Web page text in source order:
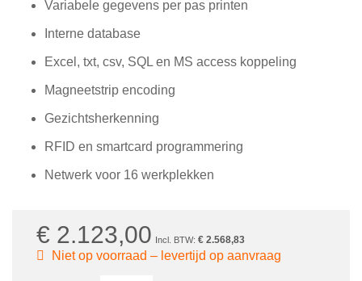
Variabele gegevens per pas printen
Interne database
Excel, txt, csv, SQL en MS access koppeling
Magneetstrip encoding
Gezichtsherkenning
RFID en smartcard programmering
Netwerk voor 16 werkplekken
€ 2.123,00 € 2.568,83
Niet op voorraad – levertijd op aanvraag